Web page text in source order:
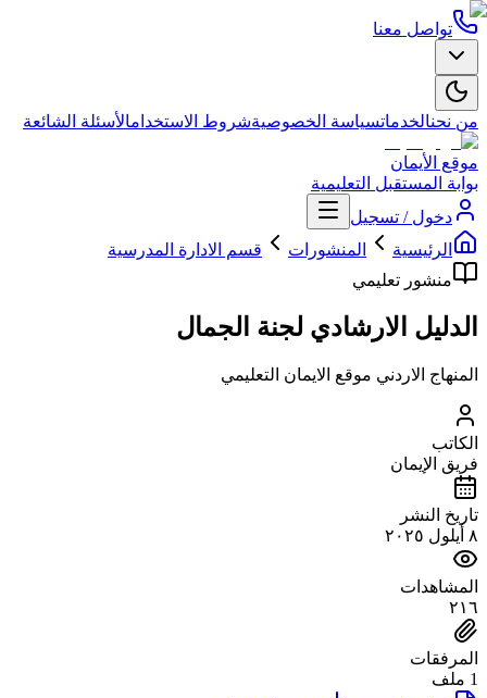
تواصل معنا
من نحنالخدماتسياسة الخصوصيةشروط الاستخدامالأسئلة الشائعة
موقع الأيمان
بوابة المستقبل التعليمية
دخول / تسجيل
الرئيسية
المنشورات
قسم الادارة المدرسية
منشور تعليمي
الدليل الارشادي لجنة الجمال
المنهاج الاردني موقع الايمان التعليمي
الكاتب
فريق الإيمان
تاريخ النشر
٨ أيلول ٢٠٢٥
المشاهدات
٢١٦
المرفقات
1 ملف